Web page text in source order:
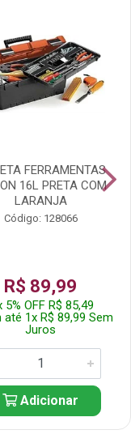
FERRAMENTAS
16L PRETA COM
LARANJA
Código: 128066
R$ 89,99
5% OFF R$ 85,49
até 1x R$ 89,99 Sem
Juros
Adicionar